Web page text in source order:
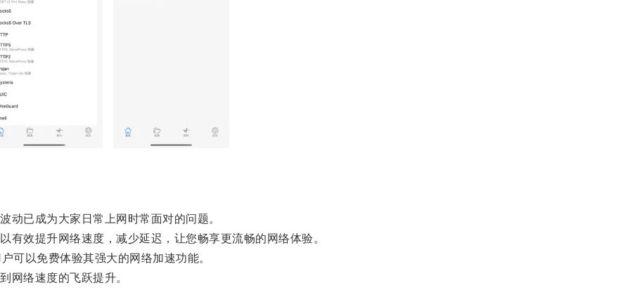
已成为大家日常上网时常面对的问题。
效提升网络速度，减少延迟，让您畅享更流畅的网络体验。
以免费体验其强大的网络加速功能。
络速度的飞跃提升。